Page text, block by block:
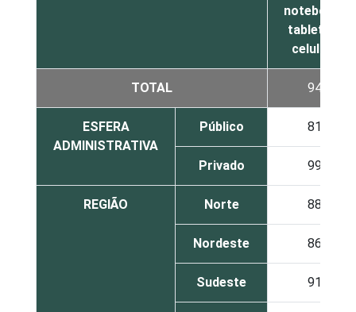
notebook,
tablet ou
celular)
TOTAL 94
ESFERA
ADMINISTRATIVA
Público 81
Privado 99
REGIÃO Norte 88
Nordeste 86
Sudeste 91